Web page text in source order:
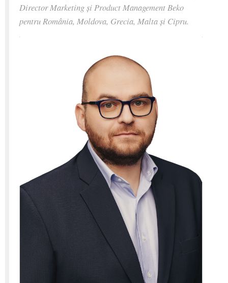
Director Marketing și Product Management Beko
pentru România, Moldova, Grecia, Malta și Cipru.